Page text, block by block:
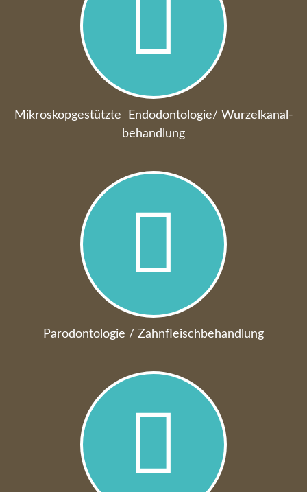
Mikroskop­gestützte ­ En­do­don­tologie/ Wur­zel­ka­nal­
behandlung
Pa­ro­don­to­lo­gie / Zahn­fleisch­behandlung